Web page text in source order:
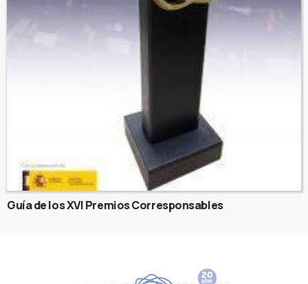
Guía de los XVI Premios Corresponsables